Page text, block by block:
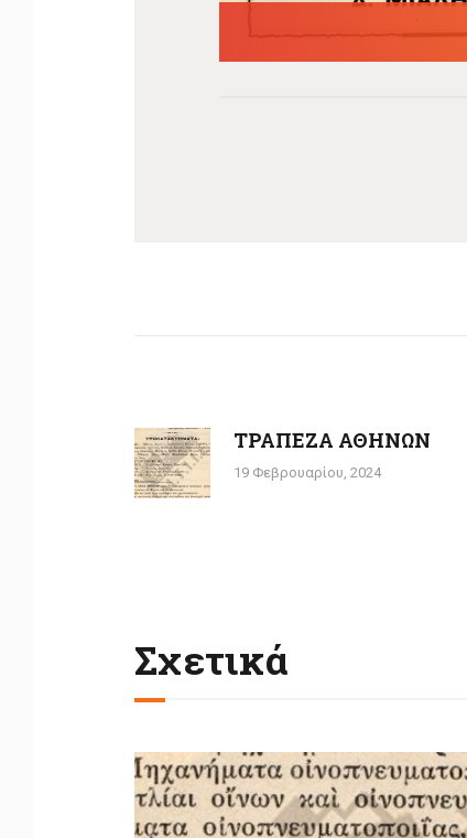
άρθρων
Previous
post:
ΤΡΑΠΕΖΑ ΑΘΗΝΩΝ
19 Φεβρουαρίου, 2024
Σχετικά